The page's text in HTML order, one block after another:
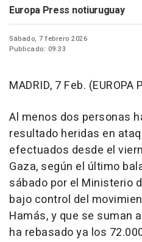
Europa Press notiuruguay
Sábado, 7 febrero 2026
Publicado: 09:33
MADRID, 7 Feb. (EUROPA
Al menos dos personas
resultado heridas en
efectuados desde el
Gaza, según el último
sábado por el Ministerio
bajo control del
Hamás, y que se suman
ha rebasado ya los